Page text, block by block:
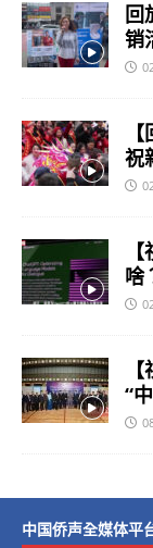
回
销
祝
啥
“
中国侨声全媒体平